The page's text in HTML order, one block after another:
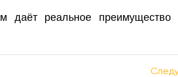
даёт реальное преимущество